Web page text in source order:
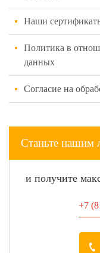
Наши
Политика в
данных
Согласие на
Станьте
и получите
+7